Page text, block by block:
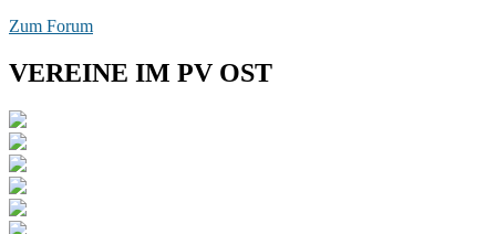
Zum Forum
VEREINE IM PV OST